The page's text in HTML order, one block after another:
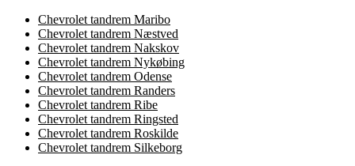
Chevrolet tandrem Maribo
Chevrolet tandrem Næstved
Chevrolet tandrem Nakskov
Chevrolet tandrem Nykøbing
Chevrolet tandrem Odense
Chevrolet tandrem Randers
Chevrolet tandrem Ribe
Chevrolet tandrem Ringsted
Chevrolet tandrem Roskilde
Chevrolet tandrem Silkeborg